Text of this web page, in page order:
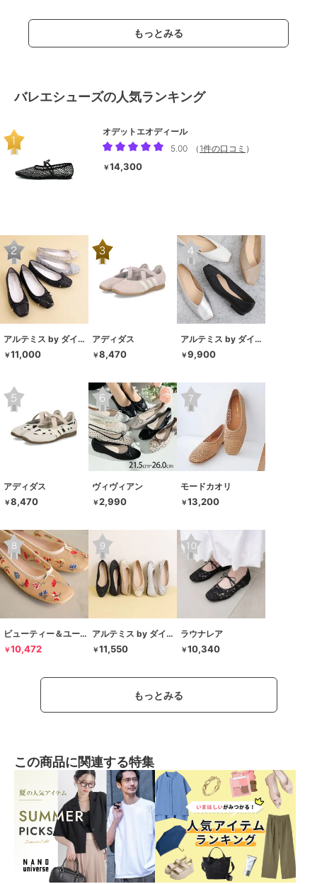
もっとみる
バレエシューズの人気ランキング
オデットエオディール
5.00
（ 1件の口コミ ）
￥14,300
アルテミス by ダイアナ
￥11,000
アディダス
￥8,470
アルテミス by ダイアナ
￥9,900
アディダス
￥8,470
ヴィヴィアン
￥2,990
モードカオリ
￥13,200
ビューティー＆ユース ユナイテッドアローズ
￥10,472
アルテミス by ダイアナ
￥11,550
ラウナレア
￥10,340
もっとみる
この商品に関連する特集